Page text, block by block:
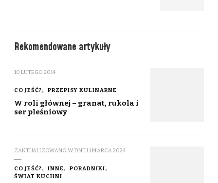
Rekomendowane artykuły
10 LUTEGO 2014
CO JEŚĆ? PRZEPISY KULINARNE
W roli głównej – granat, rukola i
ser pleśniowy
ZAKTUALIZOWANO W DNIU1 MARCA 2024
CO JEŚĆ? INNE
PORADNIKI
ŚWIAT KUCHNI